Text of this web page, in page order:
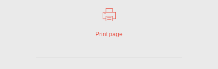
Print page